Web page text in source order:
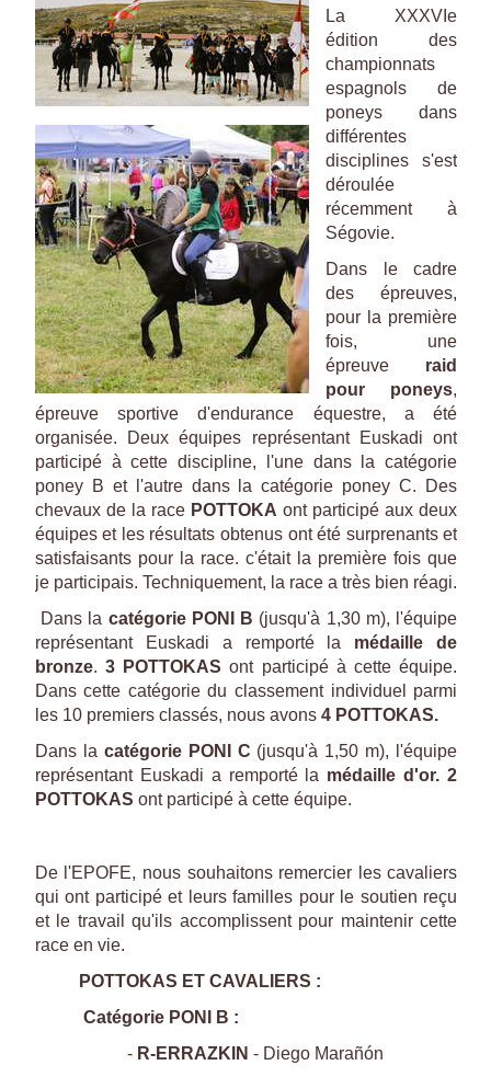
La XXXVIe
édition des
championnats
espagnols de
poneys dans
différentes
disciplines s'est
déroulée
récemment à
Ségovie.
Dans le cadre
des épreuves,
pour la première
fois, une
épreuveraid
pour poneys,
épreuve sportive d'endurance équestre, a été
organisée. Deux équipes représentant Euskadi ont
participé à cette discipline, l'une dans la catégorie
poney B et l'autre dans la catégorie poney C. Des
chevaux de la race POTTOKA ont participé aux deux
équipes et les résultats obtenus ont été surprenants et
satisfaisants pour la race. c'était la première fois que
je participais. Techniquement, la race a très bien réagi.
Dans la catégorie PONI B (jusqu'à 1,30 m), l'équipe
représentant Euskadi a remporté la médaille de
bronze. 3 POTTOKAS ont participé à cette équipe.
Dans cette catégorie du classement individuel parmi
les 10 premiers classés, nous avons 4 POTTOKAS.
Dans la catégorie PONI C (jusqu'à 1,50 m), l'équipe
représentant Euskadi a remporté la médaille d'or. 2
POTTOKAS ont participé à cette équipe.
De l'EPOFE, nous souhaitons remercier les cavaliers
qui ont participé et leurs familles pour le soutien reçu
et le travail qu'ils accomplissent pour maintenir cette
race en vie.
POTTOKAS ET CAVALIERS :
Catégorie PONI B :
- R-ERRAZKIN - Diego Marañón